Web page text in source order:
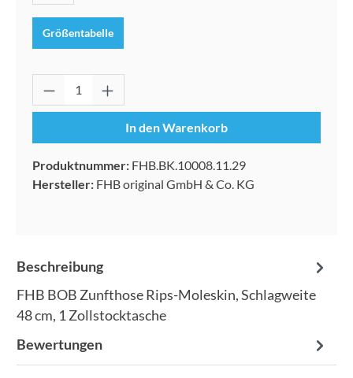
Größentabelle
Produkt Anzahl: Gib den gewünschten
In den Warenkorb
Produktnummer: FHB.BK.10008.11.29
Hersteller: FHB original GmbH & Co. KG
Beschreibung
FHB BOB Zunfthose Rips-Moleskin, Schlagweite
48 cm, 1 Zollstocktasche
Bewertungen